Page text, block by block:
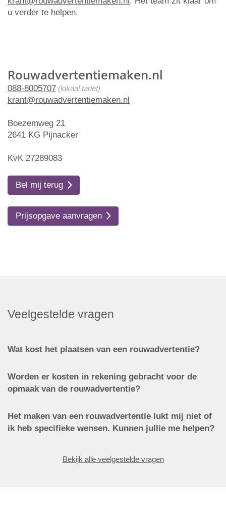
Rouwadvertentiemaken.nl
088-8005707 (lokaal tarief)
krant@rouwadvertentiemaken.nl
Boezemweg 21
2641 KG Pijnacker
KvK 27289083
Bel mij terug
Prijsopgave aanvragen
u verder te helpen.
Veelgestelde vragen
Wat kost het plaatsen van een rouwadvertentie?
Worden er kosten in rekening gebracht voor de
opmaak van de rouwadvertentie?
Het maken van een rouwadvertentie lukt mij niet of
ik heb specifieke wensen. Kunnen jullie me helpen?
Bekijk alle veelgestelde vragen